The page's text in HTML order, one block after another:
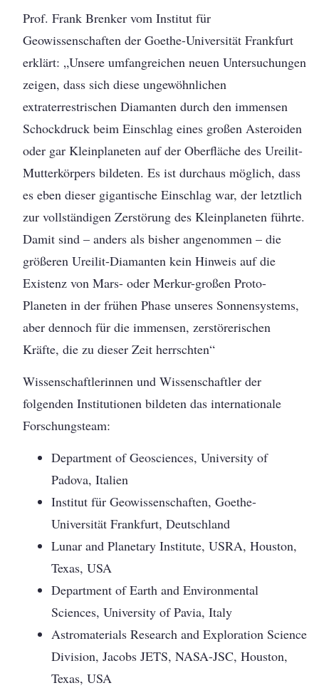
Prof. Frank Brenker vom Institut für
Geowissenschaften der Goethe-Universität Frankfurt
erklärt: „Unsere umfangreichen neuen Untersuchungen
zeigen, dass sich diese ungewöhnlichen
extraterrestrischen Diamanten durch den immensen
Schockdruck beim Einschlag eines großen Asteroiden
oder gar Kleinplaneten auf der Oberfläche des Ureilit-
Mutterkörpers bildeten. Es ist durchaus möglich, dass
es eben dieser gigantische Einschlag war, der letztlich
zur vollständigen Zerstörung des Kleinplaneten führte.
Damit sind – anders als bisher angenommen – die
größeren Ureilit-Diamanten kein Hinweis auf die
Existenz von Mars- oder Merkur-großen Proto-
Planeten in der frühen Phase unseres Sonnensystems,
aber dennoch für die immensen, zerstörerischen
Kräfte, die zu dieser Zeit herrschten“
Wissenschaftlerinnen und Wissenschaftler der
folgenden Institutionen bildeten das internationale
Forschungsteam:
Department of Geosciences, University of
Padova, Italien
Institut für Geowissenschaften, Goethe-
Universität Frankfurt, Deutschland
Lunar and Planetary Institute, USRA, Houston,
Texas, USA
Department of Earth and Environmental
Sciences, University of Pavia, Italy
Astromaterials Research and Exploration Science
Division, Jacobs JETS, NASA-JSC, Houston,
Texas, USA